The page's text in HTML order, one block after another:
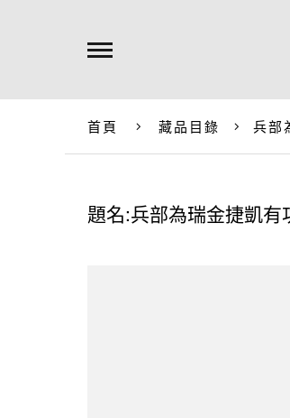
首頁 藏品目錄 兵部
題名:兵部為瑞金捷凱